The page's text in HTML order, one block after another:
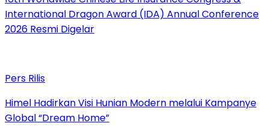
International Dragon Award (IDA) Annual Conference
2026 Resmi Digelar
Pers Rilis
Himel Hadirkan Visi Hunian Modern melalui Kampanye
Global “Dream Home”